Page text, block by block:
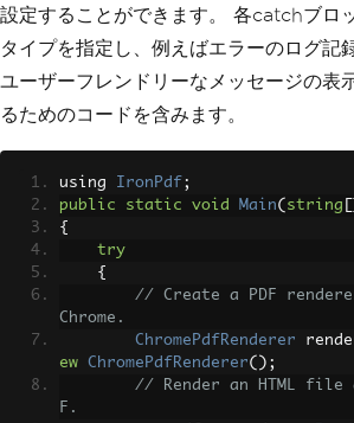
設定することができます。 各catchブロ
タイプを指定し、例えばエラーのログ記
ユーザーフレンドリーなメッセージの表
るためのコードを含みます。
using IronPdf ;
public
static void Main( string
{
try
{
// Create a PDF
Chrome.
ChromePdfRenderer
ew
ChromePdfRenderer();
// Render an HTML file
F.